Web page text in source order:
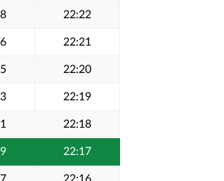
22:22
22:21
22:20
22:19
22:18
22:17